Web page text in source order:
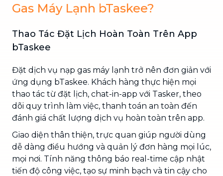
Gas Máy Lạnh bTaskee?
Thao Tác Đặt Lịch Hoàn Toàn Trên App
bTaskee
Đặt dịch vụ nạp gas máy lạnh trở nên đơn giản với
ứng dụng bTaskee. Khách hàng thực hiện mọi
thao tác từ đặt lịch, chat-in-app với Tasker, theo
dõi quy trình làm việc, thanh toán an toàn đến
đánh giá chất lượng dịch vụ hoàn toàn trên app.
Giao diện thân thiện, trực quan giúp người dùng
dễ dàng điều hướng và quản lý đơn hàng mọi lúc,
mọi nơi. Tính năng thông báo real-time cập nhật
tiến độ công việc, tạo sự minh bạch và tin cậy cho